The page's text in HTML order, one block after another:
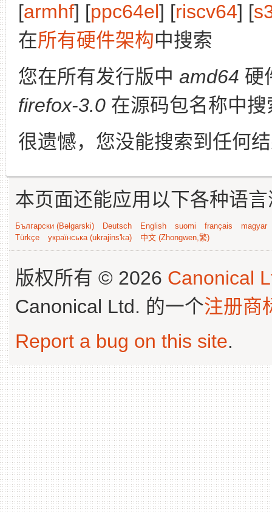
[armhf] [ppc64el] [riscv64] [
在所有硬件架构中搜索
您在所有发行版中 amd64 硬
firefox-3.0 在源码包名称中
很遗憾，您没能搜索到任何
本页面还能应用以下各种语
Български (Bəlgarski) Deutsch English suomi français
magyar
Türkçe
українська (ukrajins'ka) 中文 (Zhongwen,繁)
版权所有 © 2026 Canonical
Canonical Ltd. 的一个注册商
Report a bug on this site.